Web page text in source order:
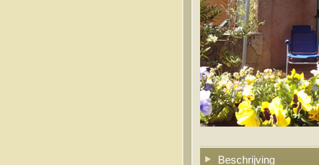
Beschrijving